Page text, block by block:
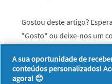
Gostou deste artigo?
"Gosto" ou deixe-nos um
A sua oportunidade de
conteúdos personalizados!
agora! 😊